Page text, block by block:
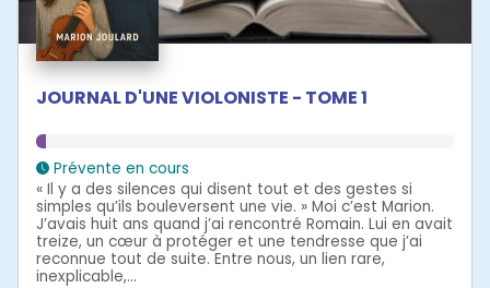
JOURNAL D'UNE VIOLONISTE - TOME 1
Prévente en cours
« Il y a des silences qui disent tout et des gestes si
simples qu’ils bouleversent une vie. » Moi c’est Marion.
J’avais huit ans quand j’ai rencontré Romain. Lui en avait
treize, un cœur à protéger et une tendresse que j’ai
reconnue tout de suite. Entre nous, un lien rare,
inexplicable,...